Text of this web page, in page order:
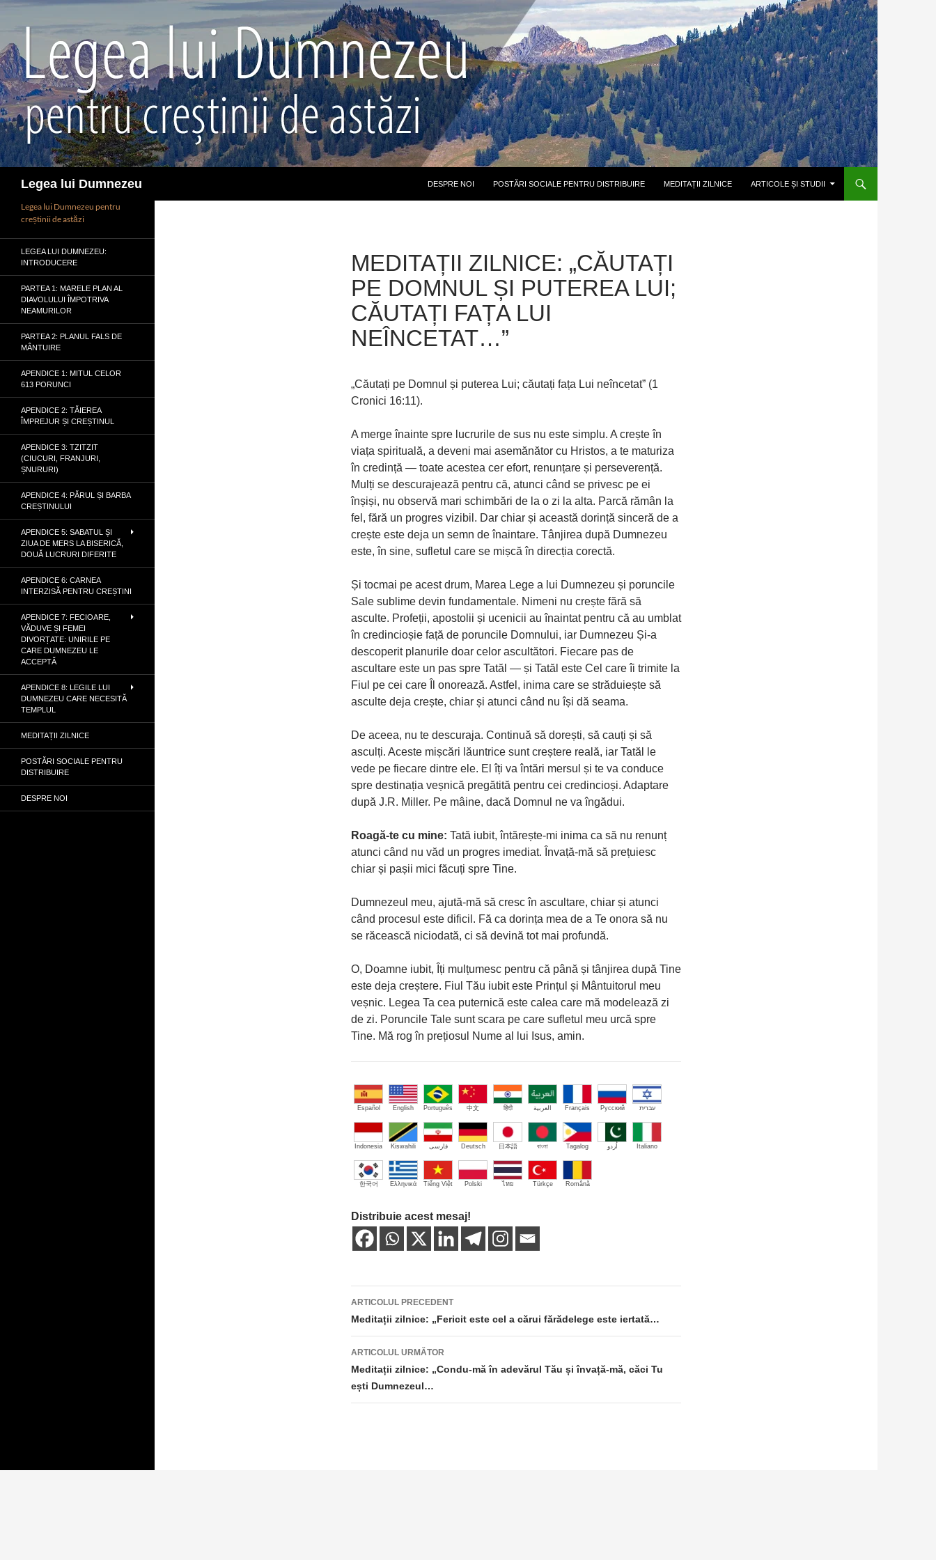
conținut
Legea lui Dumnezeu DESPRE NOI POSTĂRI SOCIALE PENTRU DISTRIBUIRE MEDITAȚII ZILNICE ARTICOLE ȘI STUDII
MEDITAȚII ZILNICE: „CĂUTAȚI
PE DOMNUL ȘI PUTEREA LUI;
CĂUTAȚI FAȚA LUI
NEÎNCETAT…”
„Căutați pe Domnul și puterea Lui; căutați fața Lui neîncetat” (1
Cronici 16:11).
A merge înainte spre lucrurile de sus nu este simplu. A crește în
viața spirituală, a deveni mai asemănător cu Hristos, a te maturiza
în credință — toate acestea cer efort, renunțare și perseverență.
Mulți se descurajează pentru că, atunci când se privesc pe ei
înșiși, nu observă mari schimbări de la o zi la alta. Parcă rămân la
fel, fără un progres vizibil. Dar chiar și această dorință sinceră de a
crește este deja un semn de înaintare. Tânjirea după Dumnezeu
este, în sine, sufletul care se mișcă în direcția corectă.
Și tocmai pe acest drum, Marea Lege a lui Dumnezeu și poruncile
Sale sublime devin fundamentale. Nimeni nu crește fără să
asculte. Profeții, apostolii și ucenicii au înaintat pentru că au umblat
în credincioșie față de poruncile Domnului, iar Dumnezeu Și-a
descoperit planurile doar celor ascultători. Fiecare pas de
ascultare este un pas spre Tatăl — și Tatăl este Cel care îi trimite la
Fiul pe cei care Îl onorează. Astfel, inima care se străduiește să
asculte deja crește, chiar și atunci când nu își dă seama.
De aceea, nu te descuraja. Continuă să dorești, să cauți și să
asculți. Aceste mișcări lăuntrice sunt creștere reală, iar Tatăl le
vede pe fiecare dintre ele. El îți va întări mersul și te va conduce
spre destinația veșnică pregătită pentru cei credincioși. Adaptare
după J.R. Miller. Pe mâine, dacă Domnul ne va îngădui.
Roagă-te cu mine: Tată iubit, întărește-mi inima ca să nu renunț
atunci când nu văd un progres imediat. Învață-mă să prețuiesc
chiar și pașii mici făcuți spre Tine.
Dumnezeul meu, ajută-mă să cresc în ascultare, chiar și atunci
când procesul este dificil. Fă ca dorința mea de a Te onora să nu
se răcească niciodată, ci să devină tot mai profundă.
O, Doamne iubit, Îți mulțumesc pentru că până și tânjirea după Tine
este deja creștere. Fiul Tău iubit este Prințul și Mântuitorul meu
veșnic. Legea Ta cea puternică este calea care mă modelează zi
de zi. Poruncile Tale sunt scara pe care sufletul meu urcă spre
Tine. Mă rog în prețiosul Nume al lui Isus, amin.
Español English Português 中文 हिंदी العربية Français Русский עברית
Indonesia Kiswahili فارسی Deutsch 日本語 বাংলা Tagalog اُردو Italiano
한국어 Ελληνικά Tiếng Việt Polski ไทย Türkçe Română
Distribuie acest mesaj!
Navigare
în
articole
ARTICOLUL PRECEDENT
Meditații zilnice: „Fericit este cel a cărui fărădelege este iertată…
ARTICOLUL URMĂTOR
Meditații zilnice: „Condu-mă în adevărul Tău și învață-mă, căci Tu
ești Dumnezeul…
Legea lui Dumnezeu pentru
creștinii de astăzi
LEGEA LUI DUMNEZEU:
INTRODUCERE
PARTEA 1: MARELE PLAN AL
DIAVOLULUI ÎMPOTRIVA
NEAMURILOR
PARTEA 2: PLANUL FALS DE
MÂNTUIRE
APENDICE 1: MITUL CELOR
613 PORUNCI
APENDICE 2: TĂIEREA
ÎMPREJUR ȘI CREȘTINUL
APENDICE 3: TZITZIT
(CIUCURI, FRANJURI,
ȘNURURI)
APENDICE 4: PĂRUL ȘI BARBA
CREȘTINULUI
APENDICE 5: SABATUL ȘI
ZIUA DE MERS LA BISERICĂ,
DOUĂ LUCRURI DIFERITE
APENDICE 6: CARNEA
INTERZISĂ PENTRU CREȘTINI
APENDICE 7: FECIOARE,
VĂDUVE ȘI FEMEI
DIVORȚATE: UNIRILE PE
CARE DUMNEZEU LE
ACCEPTĂ
APENDICE 8: LEGILE LUI
DUMNEZEU CARE NECESITĂ
TEMPLUL
MEDITAȚII ZILNICE
POSTĂRI SOCIALE PENTRU
DISTRIBUIRE
DESPRE NOI